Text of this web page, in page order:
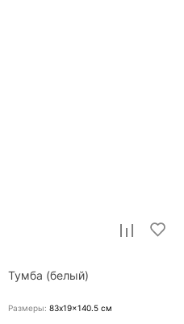
Тумба (белый)
Размеры: 83x19x140.5 см